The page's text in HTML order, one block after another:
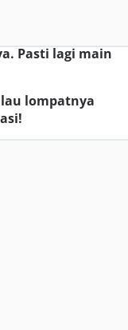
Pasti lagi main
lompatnya